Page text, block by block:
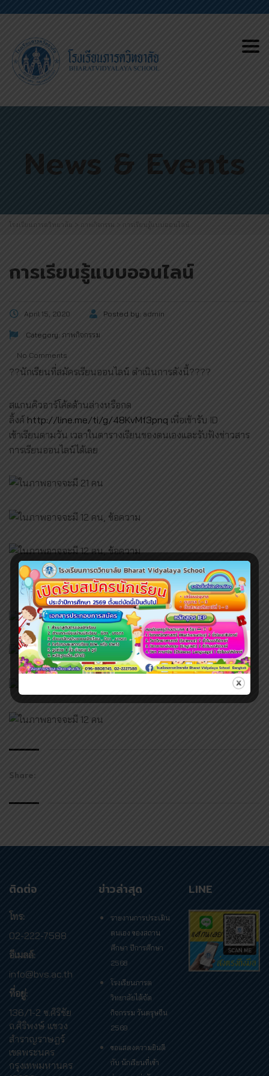
News & Events
โรงเรียนภารตวิทยาลัย > ภาพกิจกรรม > การเรียนรู้แบบออนไลน์
การเรียนรู้แบบออนไลน์
April 15, 2020 Posted by: admin
Category: ภาพกิจกรรม
No Comments
??นักเรียนที่สมัครเรียนออนไลน์ ดำเนินการดังนี้????
สแกนคิวอาร์โค้ดด้านล่างหรือกด
ลิ้งค์ http://line.me/ti/g/48KvMf3pnq เพื่อเข้ารับ ID
เข้าเรียนตามวัน เวลาในตารางเรียนของตนเองและรับฟังข่าวสาร
การเรียนออนไลน์ได้เลย
Share:
ติดต่อ
โทร:
02-222-7588
อีเมลล์:
info@bvs.ac.th
ที่อยู่:
136/1-2 ซ.ศิริชัย
ถ.ศิริพงษ์ แขวง
สำราญราษฎร์
เขตพระนคร
กรุงเทพมหานคร
ข่าวล่าสุด
รายงานการประเมิน
ตนเอง ของสถาน
ศึกษา ปีการศึกษา
2568
โรงเรียนภารต
วิทยาลัยได้จัด
กิจกรรม วันตรุษจีน
2569
ขอแสดงความยินดี
กับ นักเรียนที่เข้า
LINE